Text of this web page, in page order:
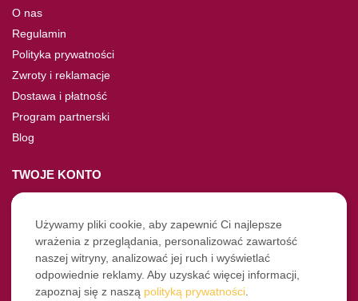
O nas
Regulamin
Polityka prywatności
Zwroty i reklamacje
Dostawa i płatność
Program partnerski
Blog
TWOJE KONTO
Moje konto
Nie pamiętasz hasła?
Twoje zamówienia
NASZE SOCIALE
Używamy pliki cookie, aby zapewnić Ci najlepsze
wrażenia z przeglądania, personalizować zawartość
naszej witryny, analizować jej ruch i wyświetlać
odpowiednie reklamy. Aby uzyskać więcej informacji,
zapoznaj się z naszą polityką prywatności